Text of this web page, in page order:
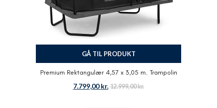
GÅ TIL PRODUKT
Premium Rektangulær 4,57 x 3,05 m. Trampolin
7.799,00kr. 12.999,00kr.